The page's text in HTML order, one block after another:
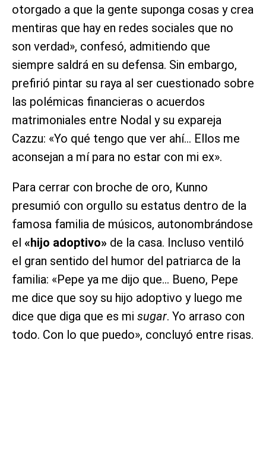
otorgado a que la gente suponga cosas y crea
mentiras que hay en redes sociales que no
son verdad», confesó, admitiendo que
siempre saldrá en su defensa. Sin embargo,
prefirió pintar su raya al ser cuestionado sobre
las polémicas financieras o acuerdos
matrimoniales entre Nodal y su expareja
Cazzu: «Yo qué tengo que ver ahí… Ellos me
aconsejan a mí para no estar con mi ex».
Para cerrar con broche de oro, Kunno
presumió con orgullo su estatus dentro de la
famosa familia de músicos, autonombrándose
el «hijo adoptivo» de la casa. Incluso ventiló
el gran sentido del humor del patriarca de la
familia: «Pepe ya me dijo que… Bueno, Pepe
me dice que soy su hijo adoptivo y luego me
dice que diga que es mi sugar. Yo arraso con
todo. Con lo que puedo», concluyó entre risas.